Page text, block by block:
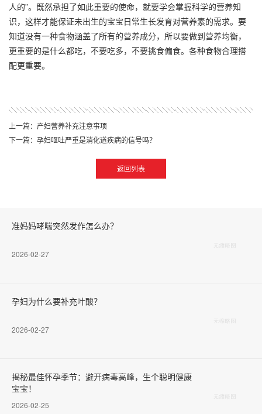
人的”。既然承担了如此重要的使命，就要学会掌握科学的营养知
识，这样才能保证未出生的宝宝日常生长发育对营养素的需求。要
知道没有一种食物涵盖了所有的营养成分，所以要做到营养均衡，
更重要的是什么都吃，不要吃多，不要挑食偏食。各种食物合理搭
配更重要。
上一篇：产妇营养补充注意事项
下一篇：孕妇呕吐严重是消化道疾病的信号吗？
返回列表
准妈妈哮喘突然发作怎么办？
2026-02-27
孕妇为什么要补充叶酸？
2026-02-27
揭秘最佳怀孕季节：避开病毒高峰，生个聪明健康
宝宝！
2026-02-25